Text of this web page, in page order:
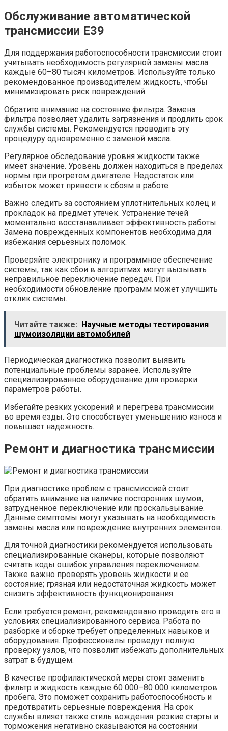
Обслуживание автоматической
трансмиссии E39
Для поддержания работоспособности трансмиссии стоит
учитывать необходимость регулярной замены масла
каждые 60–80 тысяч километров. Используйте только
рекомендованное производителем жидкость, чтобы
минимизировать риск повреждений.
Обратите внимание на состояние фильтра. Замена
фильтра позволяет удалить загрязнения и продлить срок
службы системы. Рекомендуется проводить эту
процедуру одновременно с заменой масла.
Регулярное обследование уровня жидкости также
имеет значение. Уровень должен находиться в пределах
нормы при прогретом двигателе. Недостаток или
избыток может привести к сбоям в работе.
Важно следить за состоянием уплотнительных колец и
прокладок на предмет утечек. Устранение течей
моментально восстанавливает эффективность работы.
Замена поврежденных компонентов необходима для
избежания серьезных поломок.
Проверяйте электронику и программное обеспечение
системы, так как сбои в алгоритмах могут вызывать
неправильное переключение передач. При
необходимости обновление программ может улучшить
отклик системы.
Читайте также: Научные методы тестирования
шумоизоляции автомобилей
Периодическая диагностика позволит выявить
потенциальные проблемы заранее. Используйте
специализированное оборудование для проверки
параметров работы.
Избегайте резких ускорений и перегрева трансмиссии
во время езды. Это способствует уменьшению износа и
повышает надежность.
Ремонт и диагностика трансмиссии
При диагностике проблем с трансмиссией стоит
обратить внимание на наличие посторонних шумов,
затрудненное переключение или проскальзывание.
Данные симптомы могут указывать на необходимость
замены масла или повреждение внутренних элементов.
Для точной диагностики рекомендуется использовать
специализированные сканеры, которые позволяют
считать коды ошибок управления переключением.
Также важно проверять уровень жидкости и ее
состояние; грязная или недостаточная жидкость может
снизить эффективность функционирования.
Если требуется ремонт, рекомендовано проводить его в
условиях специализированного сервиса. Работа по
разборке и сборке требует определенных навыков и
оборудования. Профессионалы проведут полную
проверку узлов, что позволит избежать дополнительных
затрат в будущем.
В качестве профилактической меры стоит заменить
фильтр и жидкость каждые 60 000–80 000 километров
пробега. Это поможет сохранить работоспособность и
предотвратить серьезные повреждения. На срок
службы влияет также стиль вождения: резкие старты и
торможения негативно сказываются на состоянии